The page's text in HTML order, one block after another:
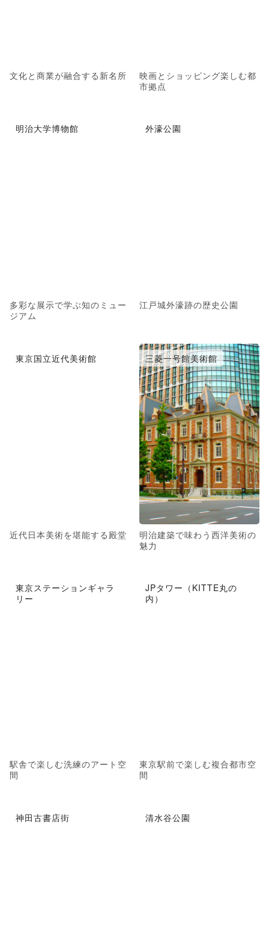
文化と商業が融合する新名所
映画とショッピング楽しむ都
市拠点
明治大学博物館
多彩な展示で学ぶ知のミュー
ジアム
外濠公園
江戸城外濠跡の歴史公園
東京国立近代美術館
近代日本美術を堪能する殿堂
三菱一号館美術館
明治建築で味わう西洋美術の
魅力
東京ステーションギャラ
リー
駅舎で楽しむ洗練のアート空
間
JPタワー（KITTE丸の
内）
東京駅前で楽しむ複合都市空
間
神田古書店街 清水谷公園